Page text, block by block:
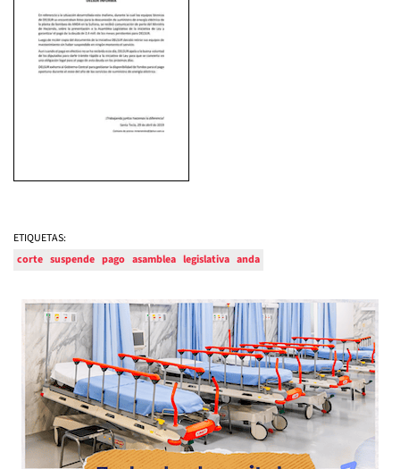
ETIQUETAS:
corte suspende pago asamblea legislativa anda